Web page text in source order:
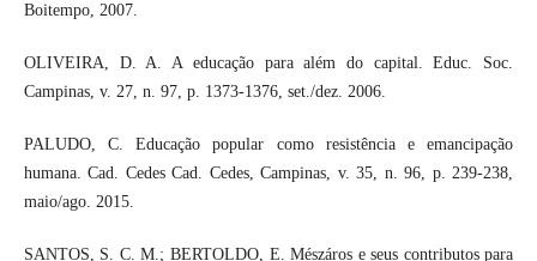
Boitempo, 2007.
OLIVEIRA, D. A. A educação para além do capital. Educ. Soc.
Campinas, v. 27, n. 97, p. 1373-1376, set./dez. 2006.
PALUDO, C. Educação popular como resistência e emancipação
humana. Cad. Cedes Cad. Cedes, Campinas, v. 35, n. 96, p. 239-238,
maio/ago. 2015.
SANTOS, S. C. M.; BERTOLDO, E. Mészáros e seus contributos para